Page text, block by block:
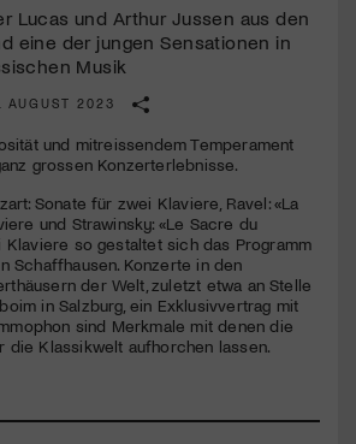
Lucas und Arthur Jussen aus den
eine der jungen Sensationen in
Musik
AUGUST 2023
und mitreissendem Temperament
grossen Konzerterlebnisse.
Sonate für zwei Klaviere, Ravel: «La
und Strawinsky: «Le Sacre du
Klaviere so gestaltet sich das Programm
Schaffhausen. Konzerte in den
der Welt, zuletzt etwa an Stelle
in Salzburg, ein Exklusivvertrag mit
sind Merkmale mit denen die
die Klassikwelt aufhorchen lassen.
Kulturschaffende(r) oder
unterstütze unsere Arbeit.